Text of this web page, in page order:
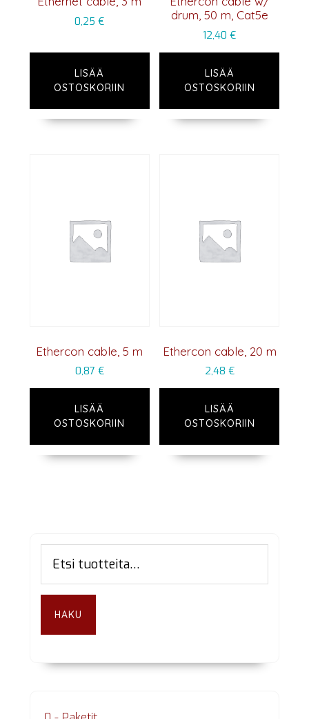
0,25€
LISÄÄ
OSTOSKORIIN
drum, 50 m, Cat5e
12,40€
LISÄÄ
OSTOSKORIIN
Ethercon cable, 5 m
0,87 €
LISÄÄ
OSTOSKORIIN
Ethercon cable, 20 m
2,48 €
LISÄÄ
OSTOSKORIIN
Ensisijainen
sivupalkki
HAKU